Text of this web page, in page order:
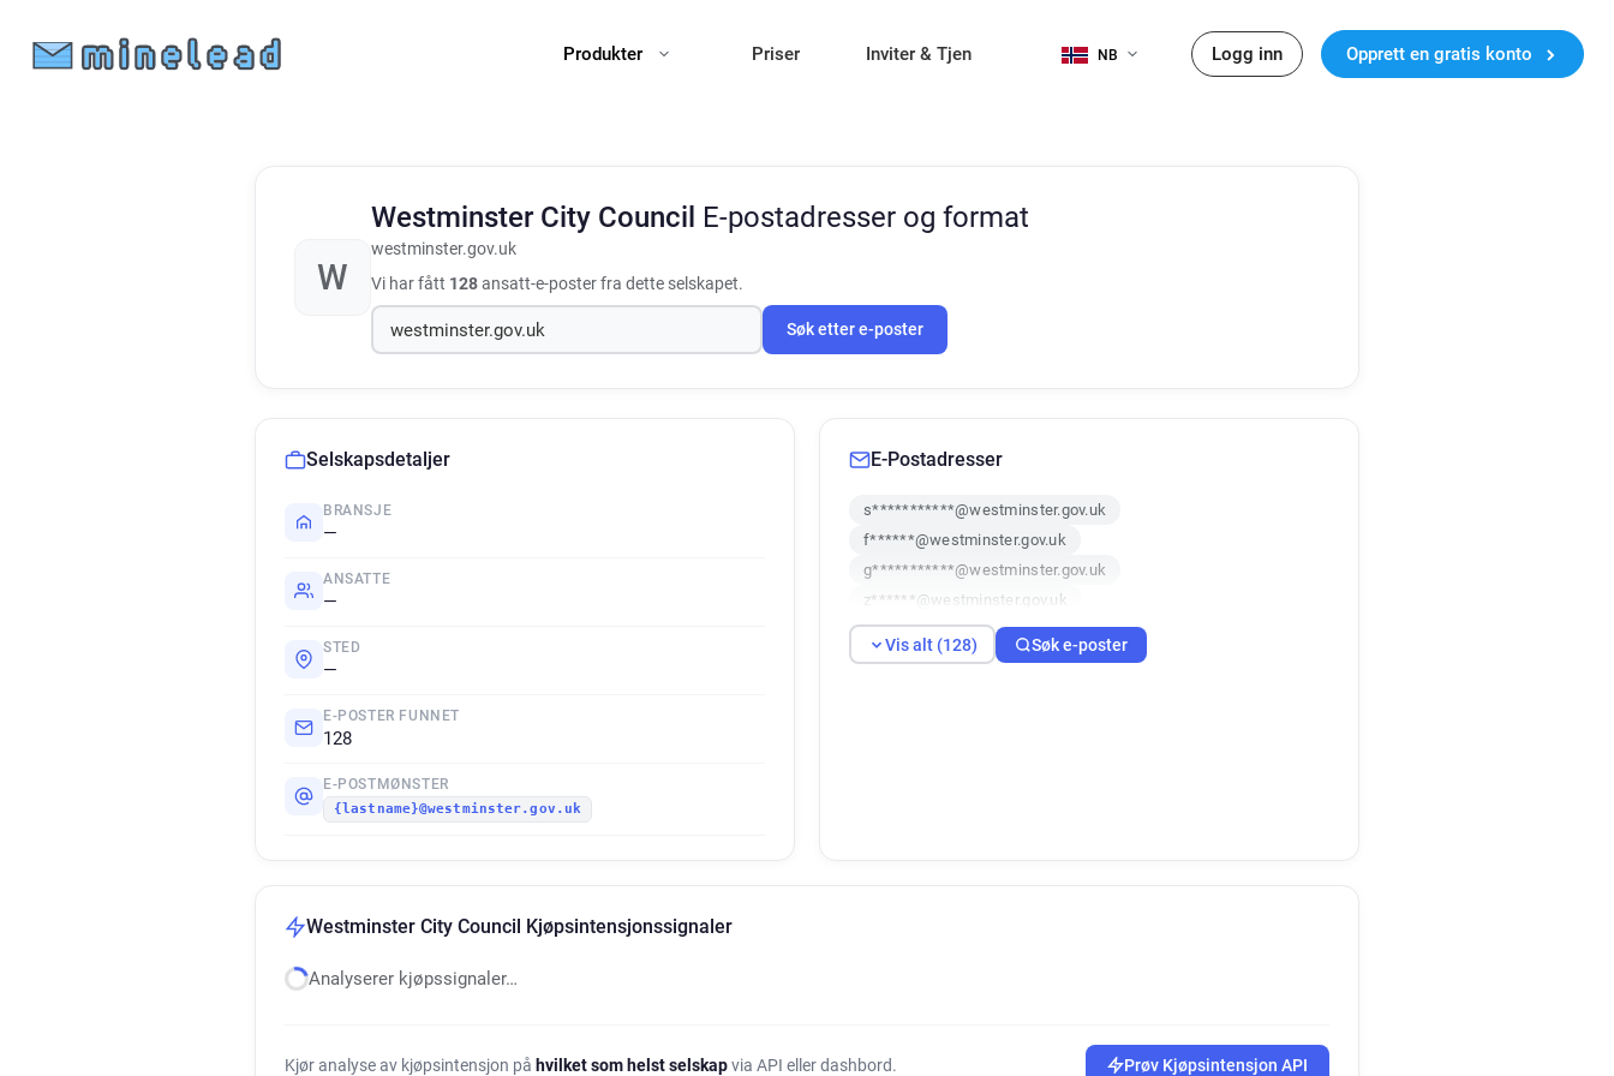
Produkter Priser Inviter & Tjen NB Logg inn Opprett en gratis konto
W
Westminster City Council E-postadresser og format
westminster.gov.uk
Vi har fått 128ansatt-e-poster fra dette selskapet.
Søk etter e-poster
Selskapsdetaljer
BRANSJE
—
ANSATTE
—
STED
—
E-POSTER FUNNET
128
E-POSTMØNSTER
{lastname}@westminster.gov.uk
E-Postadresser
s***********@westminster.gov.uk
f******@westminster.gov.uk
g***********@westminster.gov.uk
z******@westminster.gov.uk
s*********@westminster.gov.uk
g********@westminster.gov.uk
i**********@westminster.gov.uk
Vis alt (128) Søk e-poster
Westminster City Council Kjøpsintensjonssignaler
Analyserer kjøpssignaler…
Kjør analyse av kjøpsintensjon på hvilket som helst selskapvia API eller dashbord. Prøv Kjøpsintensjon API